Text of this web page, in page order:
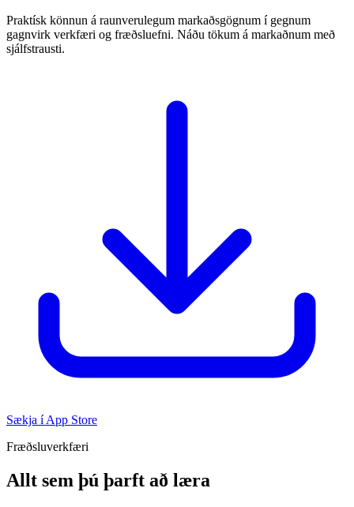
Praktísk könnun á raunverulegum markaðsgögnum í gegnum
gagnvirk verkfæri og fræðsluefni. Náðu tökum á markaðnum með
sjálfstrausti.
Sækja í App Store
Fræðsluverkfæri
Allt sem þú þarft að læra